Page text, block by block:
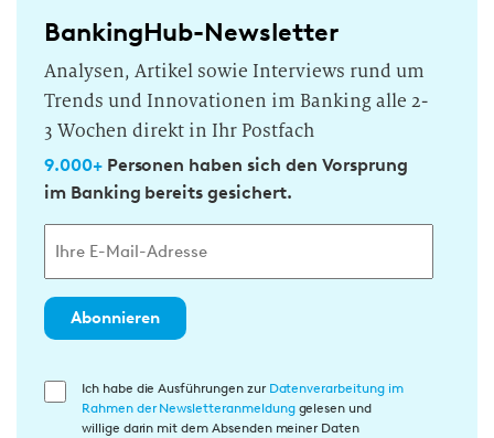
BankingHub-Newsletter
Analysen, Artikel sowie Interviews rund um
Trends und Innovationen im Banking alle 2-
3 Wochen direkt in Ihr Postfach
9.000+Personen haben sich den Vorsprung
im Banking bereits gesichert.
Abonnieren
E
Ich habe die Ausführungen zur Datenverarbeitung im
Rahmen der Newsletteranmeldunggelesen und
willige darin mit dem Absenden meiner Daten